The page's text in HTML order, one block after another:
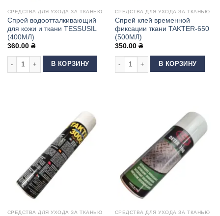
СРЕДСТВА ДЛЯ УХОДА ЗА ТКАНЬЮ
Спрей водоотталкивающий
для кожи и ткани TESSUSIL
(400МЛ)
360.00 ₴
Количество товара Спрей водоотталкивающий для кожи и ткани
В КОРЗИНУ
СРЕДСТВА ДЛЯ УХОДА ЗА ТКАНЬЮ
Спрей клей временной
фиксации ткани TAKTER-650
(500МЛ)
350.00 ₴
Количество товара Спрей клей
В КОРЗИНУ
СРЕДСТВА ДЛЯ УХОДА ЗА ТКАНЬЮ СРЕДСТВА ДЛЯ УХОДА ЗА ТКАНЬЮ